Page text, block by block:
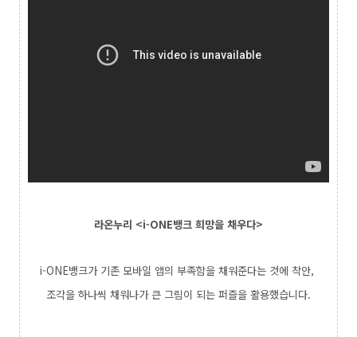
라온누리 <i-ONE뱅크 희망을 채우다>
i-ONE뱅크가 기존 모바일 앱의 부족함을 채워준다는 것에 착안,
조각을 하나씩 채워나가 큰 그림이 되는 퍼즐을 활용했습니다.